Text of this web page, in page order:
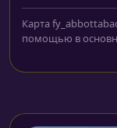
Карта
помощью в